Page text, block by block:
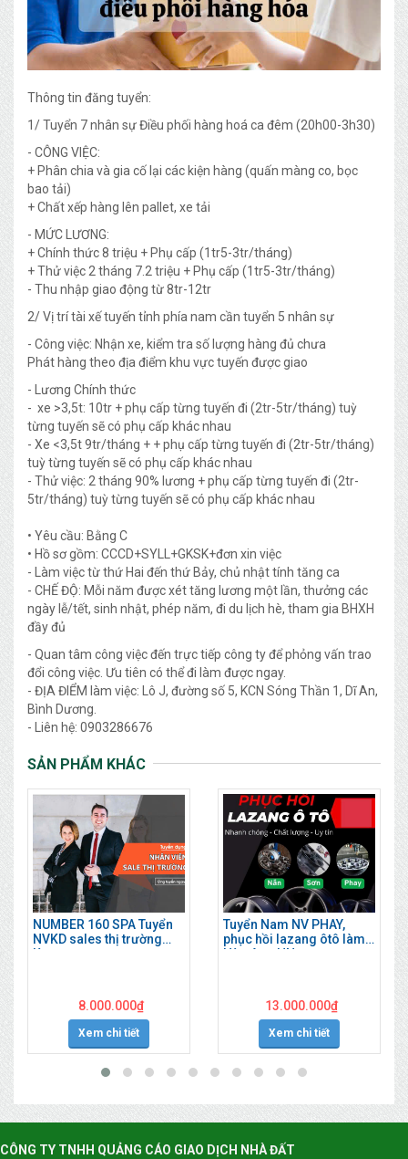
Thông tin đăng tuyển:
1/ Tuyển 7 nhân sự Điều phối hàng hoá ca đêm (20h00-3h30)
- CÔNG VIỆC:
+ Phân chia và gia cố lại các kiện hàng (quấn màng co, bọc
bao tải)
+ Chất xếp hàng lên pallet, xe tải
- MỨC LƯƠNG:
+ Chính thức 8 triệu + Phụ cấp (1tr5-3tr/tháng)
+ Thử việc 2 tháng 7.2 triệu + Phụ cấp (1tr5-3tr/tháng)
- Thu nhập giao động từ 8tr-12tr
2/ Vị trí tài xế tuyến tỉnh phía nam cần tuyển 5 nhân sự
- Công việc: Nhận xe, kiểm tra số lượng hàng đủ chưa
Phát hàng theo địa điểm khu vực tuyến được giao
- Lương Chính thức
- xe >3,5t: 10tr + phụ cấp từng tuyến đi (2tr-5tr/tháng) tuỳ
từng tuyến sẽ có phụ cấp khác nhau
- Xe <3,5t 9tr/tháng + + phụ cấp từng tuyến đi (2tr-5tr/tháng)
tuỳ từng tuyến sẽ có phụ cấp khác nhau
- Thử việc: 2 tháng 90% lương + phụ cấp từng tuyến đi (2tr-
5tr/tháng) tuỳ từng tuyến sẽ có phụ cấp khác nhau
• Yêu cầu: Bằng C
• Hồ sơ gồm: CCCD+SYLL+GKSK+đơn xin việc
- Làm việc từ thứ Hai đến thứ Bảy, chủ nhật tính tăng ca
- CHẾ ĐỘ: Mỗi năm được xét tăng lương một lần, thưởng các
ngày lễ/tết, sinh nhật, phép năm, đi du lịch hè, tham gia BHXH
đầy đủ
- Quan tâm công việc đến trực tiếp công ty để phỏng vấn trao
đổi công việc. Ưu tiên có thể đi làm được ngay.
- ĐỊA ĐIỂM làm việc: Lô J, đường số 5, KCN Sóng Thần 1, Dĩ An,
Bình Dương.
- Liên hệ: 0903286676
SẢN PHẨM KHÁC
NUMBER 160 SPA Tuyển
NVKD sales thị trường
làm ngay
8.000.000₫
Xem chi tiết
Tuyển Nam NV PHAY,
phục hồi lazang ôtô làm
Hà Đông HN
13.000.000₫
Xem chi tiết
CÔNG TY TNHH QUẢNG CÁO GIAO DỊCH NHÀ ĐẤT